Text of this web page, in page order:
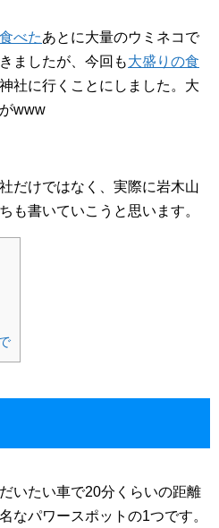
べたあとに大量のウミネコで
ましたが、今回も大盛りの食
社に行くことにしました。大
www
だけではなく、実際に岩木山
も書いていこうと思います。
いたい車で20分くらいの距離
なパワースポットの1つです。